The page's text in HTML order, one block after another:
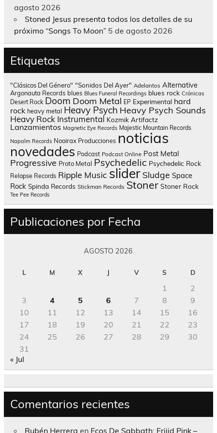
agosto 2026
Stoned Jesus presenta todos los detalles de su
próximo “Songs To Moon” 5 de agosto 2026
Etiquetas
"Clásicos Del Género" "Sonidos Del Ayer" Adelantos Alternative
Argonauta Records blues Blues Funeral Recordings blues rock Crónicas
Desert Rock Doom Doom Metal EP Experimental hard
rock heavy metal Heavy Psych Heavy Psych Sounds
Heavy Rock Instrumental Kozmik Artifactz
Lanzamientos Magnetic Eye Records Majestic Mountain Records
Napalm Records Nooirax Producciones noticias
novedades Podcast Podcast Online Post Metal
Progressive Proto Metal Psychedelic Psychedelic Rock
Relapse Records Ripple Music slider Sludge Space
Rock Spinda Records Stickman Records Stoner Stoner Rock
Tee Pee Records
Publicaciones por Fecha
AGOSTO 2026
L M X J V S D
1
2
3
4 5 6 7 8
9
10
11 12 13 14 15
16
17
18 19 20 21 22
23
24
25 26 27 28 29
30
31
« Jul
Comentarios recientes
Rubén Herrera en Ecos De Sabbath; Frijid Pink –